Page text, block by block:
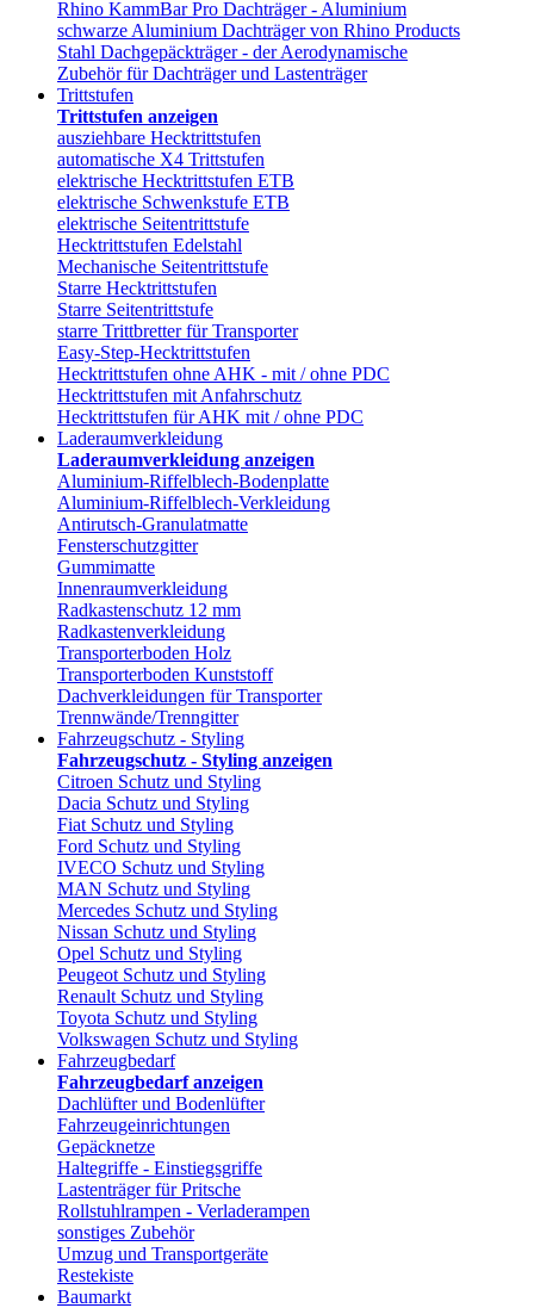
Rhino KammBar Pro Dachträger - Aluminium
schwarze Aluminium Dachträger von Rhino Products
Stahl Dachgepäckträger - der Aerodynamische
Zubehör für Dachträger und Lastenträger
Trittstufen
Trittstufen anzeigen
ausziehbare Hecktrittstufen
automatische X4 Trittstufen
elektrische Hecktrittstufen ETB
elektrische Schwenkstufe ETB
elektrische Seitentrittstufe
Hecktrittstufen Edelstahl
Mechanische Seitentrittstufe
Starre Hecktrittstufen
Starre Seitentrittstufe
starre Trittbretter für Transporter
Easy-Step-Hecktrittstufen
Hecktrittstufen ohne AHK - mit / ohne PDC
Hecktrittstufen mit Anfahrschutz
Hecktrittstufen für AHK mit / ohne PDC
Laderaumverkleidung
Laderaumverkleidung anzeigen
Aluminium-Riffelblech-Bodenplatte
Aluminium-Riffelblech-Verkleidung
Antirutsch-Granulatmatte
Fensterschutzgitter
Gummimatte
Innenraumverkleidung
Radkastenschutz 12 mm
Radkastenverkleidung
Transporterboden Holz
Transporterboden Kunststoff
Dachverkleidungen für Transporter
Trennwände/Trenngitter
Fahrzeugschutz - Styling
Fahrzeugschutz - Styling anzeigen
Citroen Schutz und Styling
Dacia Schutz und Styling
Fiat Schutz und Styling
Ford Schutz und Styling
IVECO Schutz und Styling
MAN Schutz und Styling
Mercedes Schutz und Styling
Nissan Schutz und Styling
Opel Schutz und Styling
Peugeot Schutz und Styling
Renault Schutz und Styling
Toyota Schutz und Styling
Volkswagen Schutz und Styling
Fahrzeugbedarf
Fahrzeugbedarf anzeigen
Dachlüfter und Bodenlüfter
Fahrzeugeinrichtungen
Gepäcknetze
Haltegriffe - Einstiegsgriffe
Lastenträger für Pritsche
Rollstuhlrampen - Verladerampen
sonstiges Zubehör
Umzug und Transportgeräte
Restekiste
Baumarkt